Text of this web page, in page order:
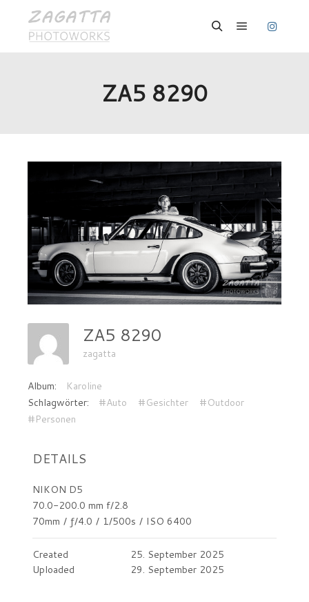
ZA5 8290
ZA5 8290
zagatta
Album:
Karoline
Schlagwörter:
#Auto #Gesichter
#Outdoor
#Personen
DETAILS
NIKON D5
70.0-200.0 mm f/2.8
70mm / ƒ/4.0 / 1/500s / ISO 6400
Created
25. September 2025
Uploaded
29. September 2025